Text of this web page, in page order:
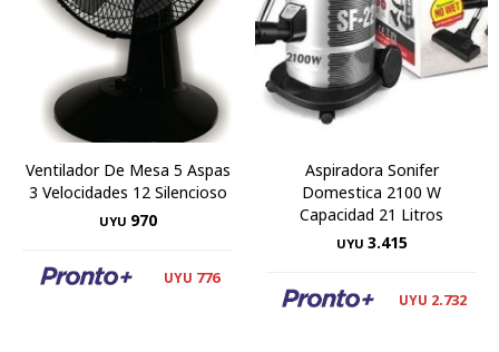
Ventilador De Mesa 5 Aspas
3 Velocidades 12 Silencioso
UYU 970
UYU 776
Aspiradora Sonifer
Domestica 2100 W
Capacidad 21 Litros
UYU 3.415
UYU 2.732